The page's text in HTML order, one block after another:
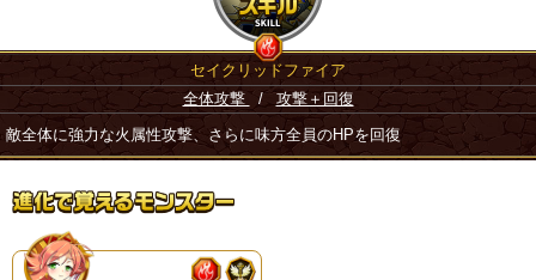
セイクリッドファイア
全体攻撃
/ 攻撃＋回復
敵全体に強力な火属性攻撃、さらに味方全員のHPを回復